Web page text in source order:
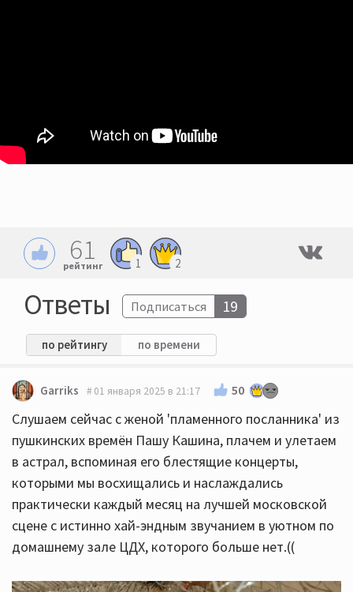
61
рейтинг 1 2
Ответы Подписаться 19
по рейтингу по времени
Garriks 01 января 2025 в 21:17 50
Слушаем сейчас с женой 'пламенного посланника' из
пушкинских времён Пашу Кашина, плачем и улетаем
в астрал, вспоминая его блестящие концерты,
которыми мы восхищались и наслаждались
практически каждый месяц на лучшей московской
сцене с истинно хай-эндным звучанием в уютном по
домашнему зале ЦДХ, которого больше нет.((